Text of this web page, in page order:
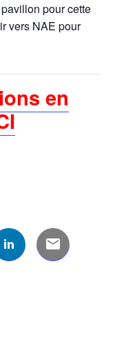
pour cette
vers NAE pour
en